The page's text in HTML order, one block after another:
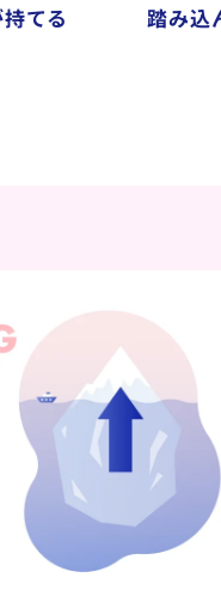
てる
踏み込